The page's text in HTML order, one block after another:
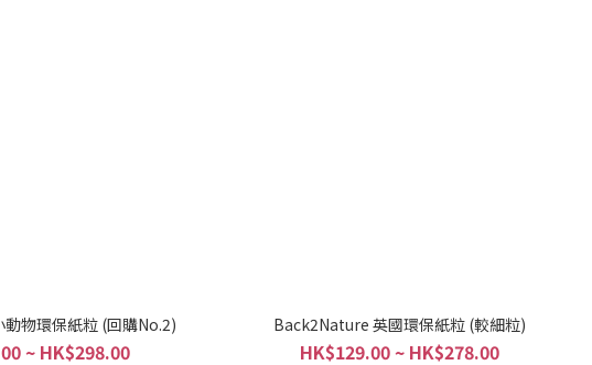
物環保紙粒 (回購No.2)
~ HK$298.00
Back2Nature 英國環保紙粒 (較細粒)
HK$129.00 ~ HK$278.00